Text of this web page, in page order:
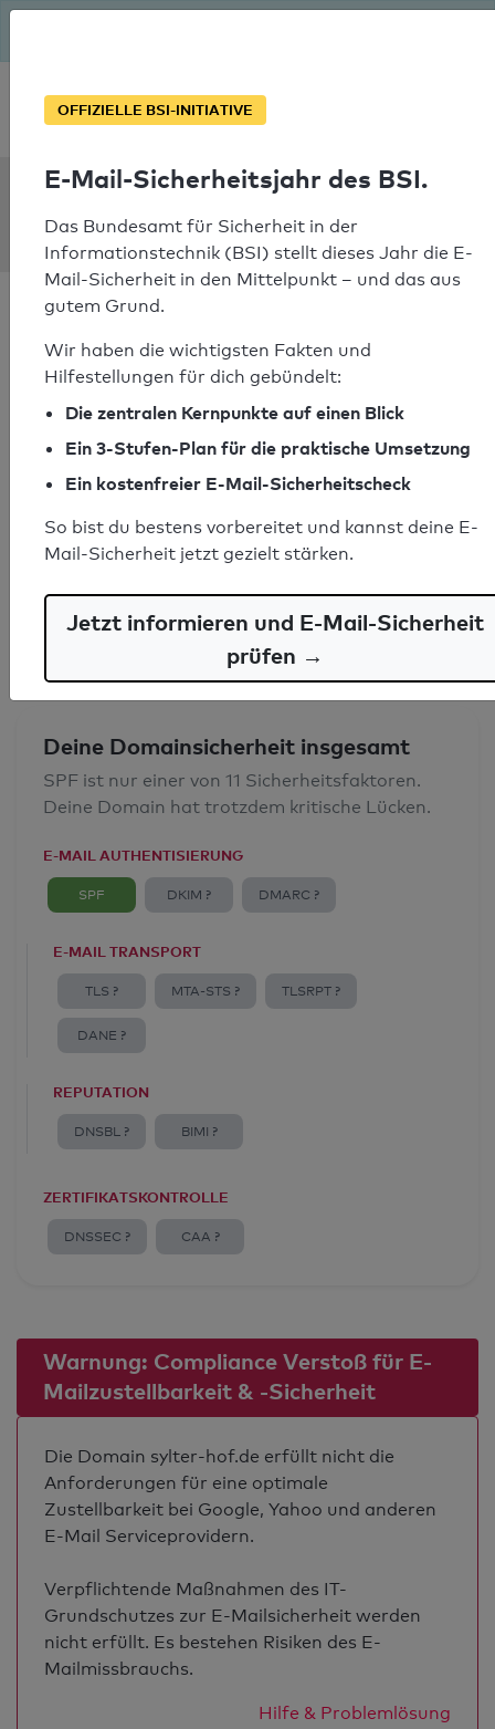
Soforthilfe bei Notfällen
sylter-hof.de
SPF-Check bestanden
Ihr SPF-Record Prüfergebnis
Syntaxprüfung: 0 Fehler
E-Mail-Spoofingschutz: Gut
Deine Domainsicherheit insgesamt
SPF ist nur einer von 11 Sicherheitsfaktoren.
Deine Domain hat trotzdem kritische Lücken.
E-MAIL AUTHENTISIERUNG
SPF DKIM ? DMARC ?
E-MAIL TRANSPORT
TLS ? MTA-STS ? TLSRPT ?
DANE ?
REPUTATION
DNSBL ? BIMI ?
ZERTIFIKATSKONTROLLE
DNSSEC ? CAA ?
Warnung: Compliance Verstoß für E-
Mailzustellbarkeit & -Sicherheit
Die Domain sylter-hof.de erfüllt nicht die
Anforderungen für eine optimale
Zustellbarkeit bei Google, Yahoo und anderen
E-Mail Serviceprovidern.
Verpflichtende Maßnahmen des IT-
Grundschutzes zur E-Mailsicherheit werden
nicht erfüllt. Es bestehen Risiken des E-
Mailmissbrauchs.
Hilfe & Problemlösung
OFFIZIELLE BSI-INITIATIVE
E-Mail-Sicherheitsjahr des BSI.
Das Bundesamt für Sicherheit in der
Informationstechnik (BSI) stellt dieses Jahr die E-
Mail-Sicherheit in den Mittelpunkt – und das aus
gutem Grund.
Wir haben die wichtigsten Fakten und
Hilfestellungen für dich gebündelt:
Die zentralen Kernpunkte auf einen Blick
Ein 3-Stufen-Plan für die praktische Umsetzung
Ein kostenfreier E-Mail-Sicherheitscheck
So bist du bestens vorbereitet und kannst deine E-
Mail-Sicherheit jetzt gezielt stärken.
Jetzt informieren und E-Mail-Sicherheit
prüfen →